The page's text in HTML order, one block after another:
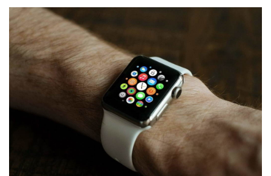
遊戲動漫
教學評測
EduTech
生成式AI與雲端應用
Enterprise Digital Transformation